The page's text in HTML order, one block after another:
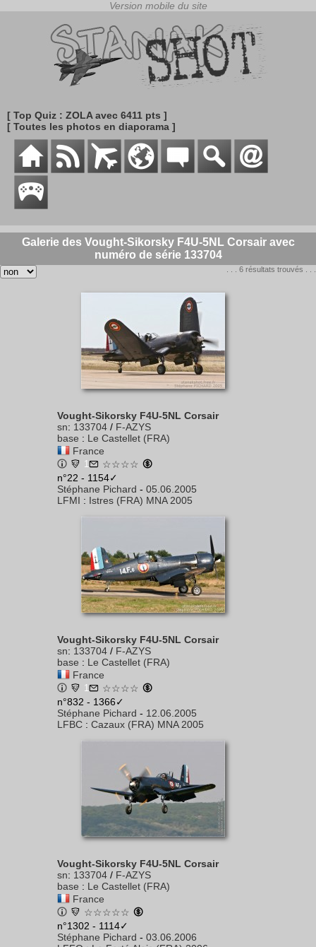
[ Top Quiz : ZOLA avec 6411 pts ]
[ Toutes les photos en diaporama ]
Galerie des Vought-Sikorsky F4U-5NL Corsair avec
numéro de série 133704
. . . 6 résultats trouvés . . .
Vought-Sikorsky F4U-5NL Corsair
sn: 133704 / F-AZYS
base : Le Castellet (FRA)
France
1
☆☆☆☆
n°22 - 1154✓
Stéphane Pichard - 05.06.2005
LFMI : Istres (FRA) MNA 2005
Vought-Sikorsky F4U-5NL Corsair
sn: 133704 / F-AZYS
base : Le Castellet (FRA)
France
1
☆☆☆☆
n°832 - 1366✓
Stéphane Pichard - 12.06.2005
LFBC : Cazaux (FRA) MNA 2005
Vought-Sikorsky F4U-5NL Corsair
sn: 133704 / F-AZYS
base : Le Castellet (FRA)
France
☆☆☆☆☆
n°1302 - 1114✓
Stéphane Pichard - 03.06.2006